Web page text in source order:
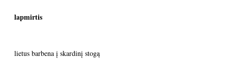
lapmirtis
lietus barbena į skardinį stogą